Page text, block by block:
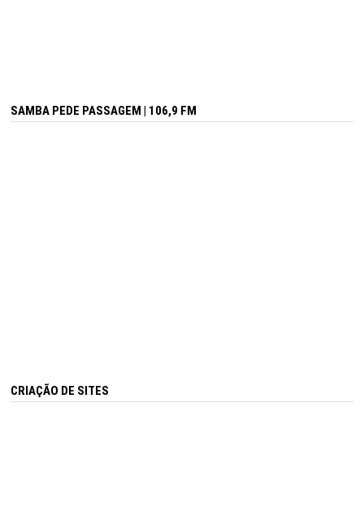
SAMBA PEDE PASSAGEM | 106,9 FM
CRIAÇÃO DE SITES